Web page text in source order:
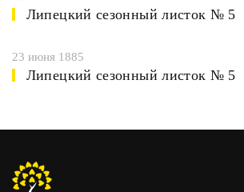
Липецкий сезонный листок № 5
23 июня 1885
Липецкий сезонный листок № 5